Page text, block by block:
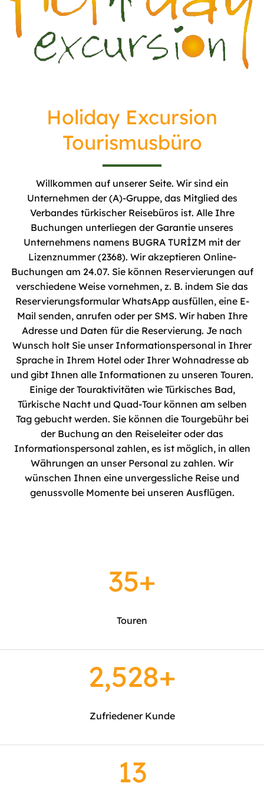
Holiday Excursion
Tourismusbüro
Willkommen auf unserer Seite. Wir sind ein
Unternehmen der (A)-Gruppe, das Mitglied des
Verbandes türkischer Reisebüros ist. Alle Ihre
Buchungen unterliegen der Garantie unseres
Unternehmens namens BUGRA TURİZM mit der
Lizenznummer (2368). Wir akzeptieren Online-
Buchungen am 24.07. Sie können Reservierungen auf
verschiedene Weise vornehmen, z. B. indem Sie das
Reservierungsformular WhatsApp ausfüllen, eine E-
Mail senden, anrufen oder per SMS. Wir haben Ihre
Adresse und Daten für die Reservierung. Je nach
Wunsch holt Sie unser Informationspersonal in Ihrer
Sprache in Ihrem Hotel oder Ihrer Wohnadresse ab
und gibt Ihnen alle Informationen zu unseren Touren.
Einige der Touraktivitäten wie Türkisches Bad,
Türkische Nacht und Quad-Tour können am selben
Tag gebucht werden. Sie können die Tourgebühr bei
der Buchung an den Reiseleiter oder das
Informationspersonal zahlen, es ist möglich, in allen
Währungen an unser Personal zu zahlen. Wir
wünschen Ihnen eine unvergessliche Reise und
genussvolle Momente bei unseren Ausflügen.
35+
Touren
2,549+
Zufriedener Kunde
13